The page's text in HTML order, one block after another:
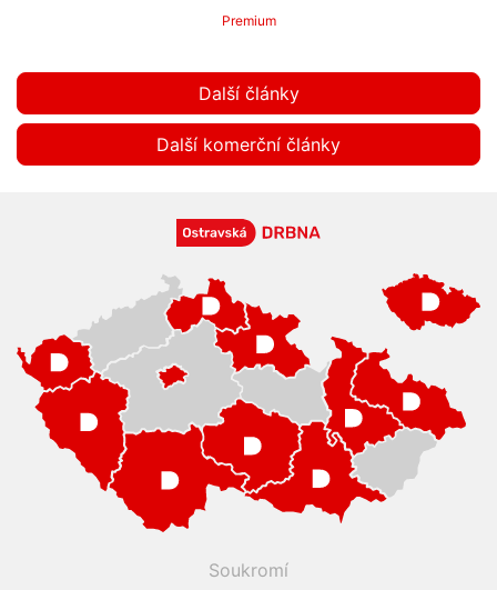
Premium
Další články
Další komerční články
Soukromí